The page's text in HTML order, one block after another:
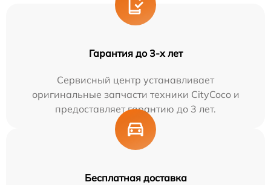
Гарантия до 3-х лет
Сервисный центр устанавливает
оригинальные запчасти техники CityCoco и
предоставляет гарантию до 3 лет.
Бесплатная доставка